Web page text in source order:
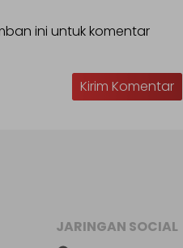
ini untuk komentar
JARINGAN SOCIAL